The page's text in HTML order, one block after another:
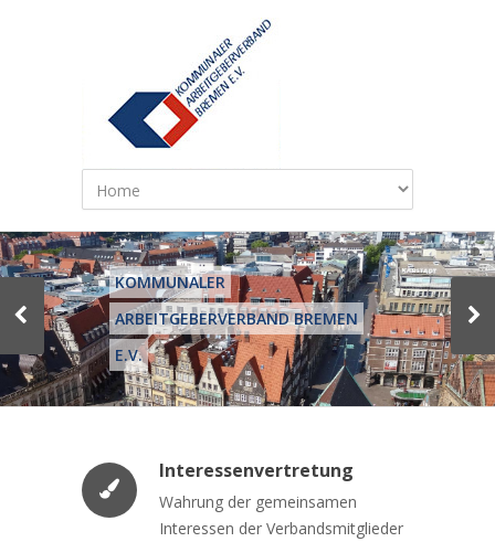
KOMMUNALER
ARBEITGEBERVERBAND BREMEN
E.V.
Interessenvertretung
Wahrung der gemeinsamen
Interessen der Verbandsmitglieder